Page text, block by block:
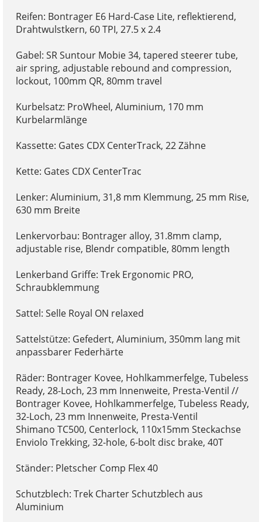
Reifen: Bontrager E6 Hard-Case Lite, reflektierend,
Drahtwulstkern, 60 TPI, 27.5 x 2.4
Gabel: SR Suntour Mobie 34, tapered steerer tube,
air spring, adjustable rebound and compression,
lockout, 100mm QR, 80mm travel
Kurbelsatz: ProWheel, Aluminium, 170 mm
Kurbelarmlänge
Kassette: Gates CDX CenterTrack, 22 Zähne
Kette: Gates CDX CenterTrac
Lenker: Aluminium, 31,8 mm Klemmung, 25 mm Rise,
630 mm Breite
Lenkervorbau: Bontrager alloy, 31.8mm clamp,
adjustable rise, Blendr compatible, 80mm length
Lenkerband Griffe: Trek Ergonomic PRO,
Schraubklemmung
Sattel: Selle Royal ON relaxed
Sattelstütze: Gefedert, Aluminium, 350mm lang mit
anpassbarer Federhärte
Räder: Bontrager Kovee, Hohlkammerfelge, Tubeless
Ready, 28-Loch, 23 mm Innenweite, Presta-Ventil //
Bontrager Kovee, Hohlkammerfelge, Tubeless Ready,
32-Loch, 23 mm Innenweite, Presta-Ventil
Shimano TC500, Centerlock, 110x15mm Steckachse
Enviolo Trekking, 32-hole, 6-bolt disc brake, 40T
Ständer: Pletscher Comp Flex 40
Schutzblech: Trek Charter Schutzblech aus
Aluminium